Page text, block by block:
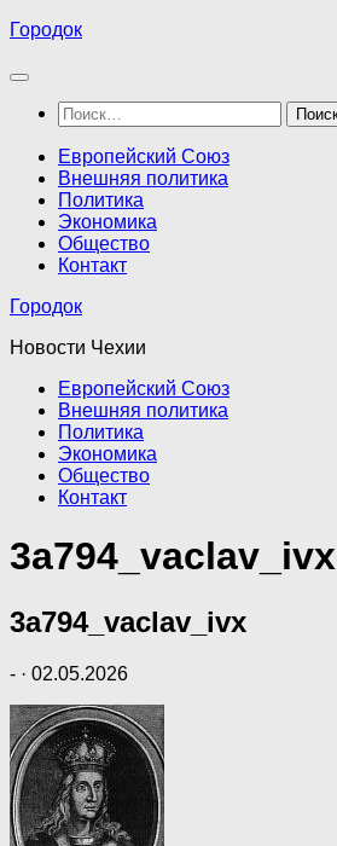
Перейти
содержимому
Городок
Найти:
Европейский Союз
Внешняя политика
Политика
Экономика
Общество
Контакт
Городок
Новости Чехии
Европейский Союз
Внешняя политика
Политика
Экономика
Общество
Контакт
3a794_vaclav_ivx
3a794_vaclav_ivx
- · 02.05.2026